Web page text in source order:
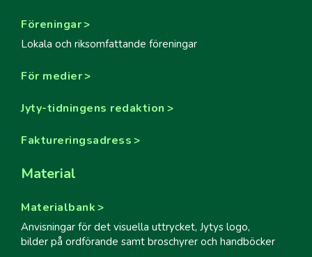
Föreningar
Lokala och riksomfattande föreningar
För medier
Jyty-tidningens redaktion
Faktureringsadress
Material
Materialbank
Anvisningar för det visuella uttrycket, Jytys logo,
bilder på ordförande samt broschyrer och handböcker